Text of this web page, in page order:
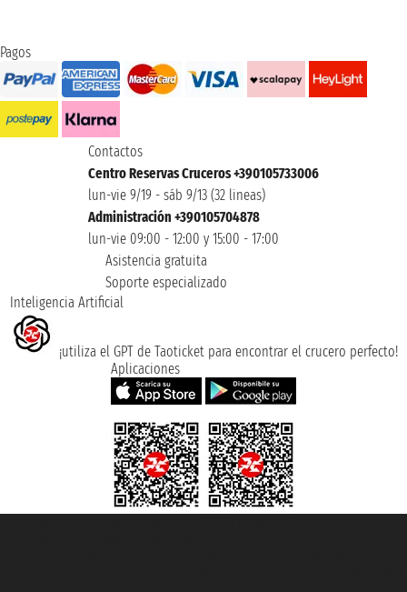
Pagos
Contactos
Centro Reservas Cruceros +390105733006
lun-vie 9/19 - sáb 9/13 (32 lineas)
Administración +390105704878
lun-vie 09:00 - 12:00 y 15:00 - 17:00
Asistencia gratuita
Soporte especializado
Inteligencia Artificial
¡utiliza el GPT de Taoticket para encontrar el crucero perfecto!
Aplicaciones